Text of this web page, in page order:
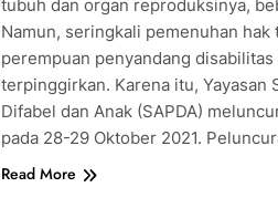
tubuh dan organ reproduksinya,
Namun, seringkali pemenuhan
perempuan penyandang
terpinggirkan. Karena itu, Yayasan
Difabel dan Anak (SAPDA)
pada 28-29 Oktober 2021.
Read More